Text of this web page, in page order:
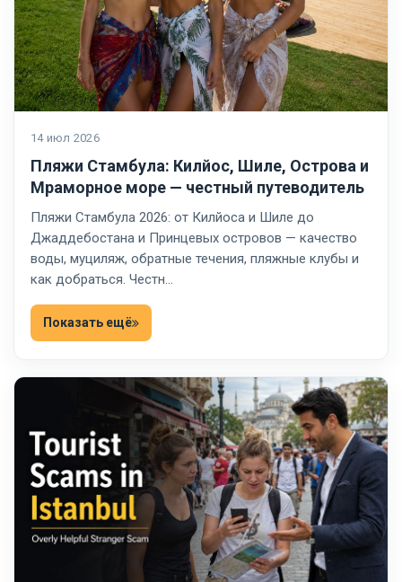
14 июл 2026
Пляжи Стамбула: Килйос, Шиле, Острова и
Мраморное море — честный путеводитель
Пляжи Стамбула 2026: от Килйоса и Шиле до
Джаддебостана и Принцевых островов — качество
воды, муциляж, обратные течения, пляжные клубы и
как добраться. Честн…
Показать ещё